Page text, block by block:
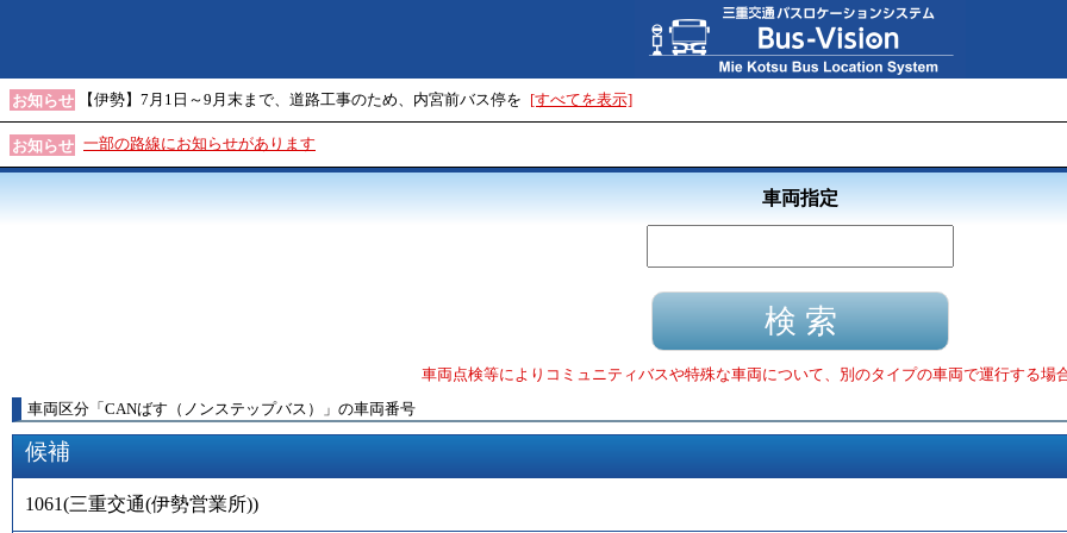
お知らせ 【伊勢】7月1日～9月末まで、道路工事のため、内宮前バス停を [すべてを表示]
お知らせ 一部の路線にお知らせがあります
車両指定
車両点検等によりコミュニティバスや特殊な車両について、別のタイプの車両で運行する場
車両区分 「 CANばす（ノンステップバス） 」 の車両番号
候補
1061(三重交通(伊勢営業所))